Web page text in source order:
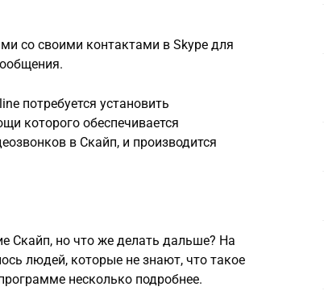
со своими контактами в Skype для
потребуется установить
которого обеспечивается
в Скайп, и производится
Скайп, но что же делать дальше? На
людей, которые не знают, что такое
несколько подробнее.